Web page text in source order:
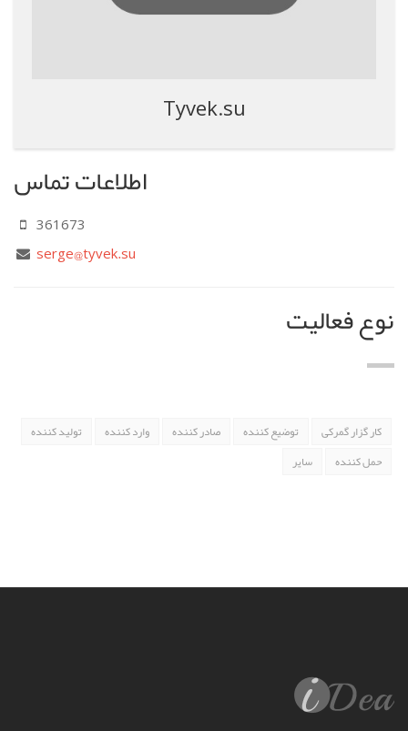
Tyvek.su
اطلاعات تماس
361673
serge@tyvek.su
نوع فعالیت
کار گزار گمرکی توضیع کننده صادر کننده وارد کننده
تولید کننده
حمل کننده
سایر